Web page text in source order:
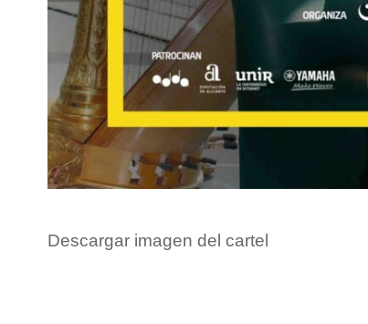
Descargar imagen del cartel